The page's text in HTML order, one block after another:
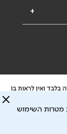
+
ואין לראות בו
באתר זה ולכל נזק
וכי חלק ממנו עשוי
מטרות השימוש